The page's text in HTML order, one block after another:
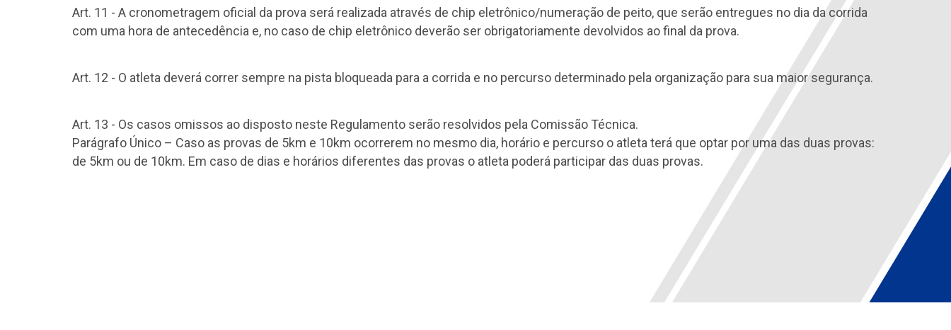
Art. 11 - A cronometragem oficial da prova será realizada através de chip eletrônico/numeração de peito, que serão entregues no dia da corrida
com uma hora de antecedência e, no caso de chip eletrônico deverão ser obrigatoriamente devolvidos ao final da prova.
Art. 12 - O atleta deverá correr sempre na pista bloqueada para a corrida e no percurso determinado pela organização para sua maior segurança.
Art. 13 - Os casos omissos ao disposto neste Regulamento serão resolvidos pela Comissão Técnica.
Parágrafo Único – Caso as provas de 5km e 10km ocorrerem no mesmo dia, horário e percurso o atleta terá que optar por uma das duas provas:
de 5km ou de 10km. Em caso de dias e horários diferentes das provas o atleta poderá participar das duas provas.